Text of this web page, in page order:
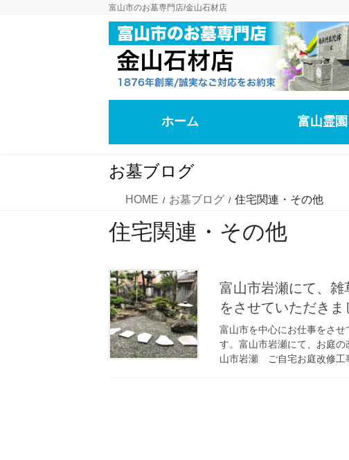
富山市のお墓専門店/金山石材店
ホーム 富山霊園
お墓ブログ
HOME お墓ブログ 住宅関連・その他
住宅関連・その他
富山市岩瀬にて、
をさせていただき
富山市を中心にお仕事をさ
す。富山市岩瀬にて、お庭
山市岩瀬 ご自宅お庭改